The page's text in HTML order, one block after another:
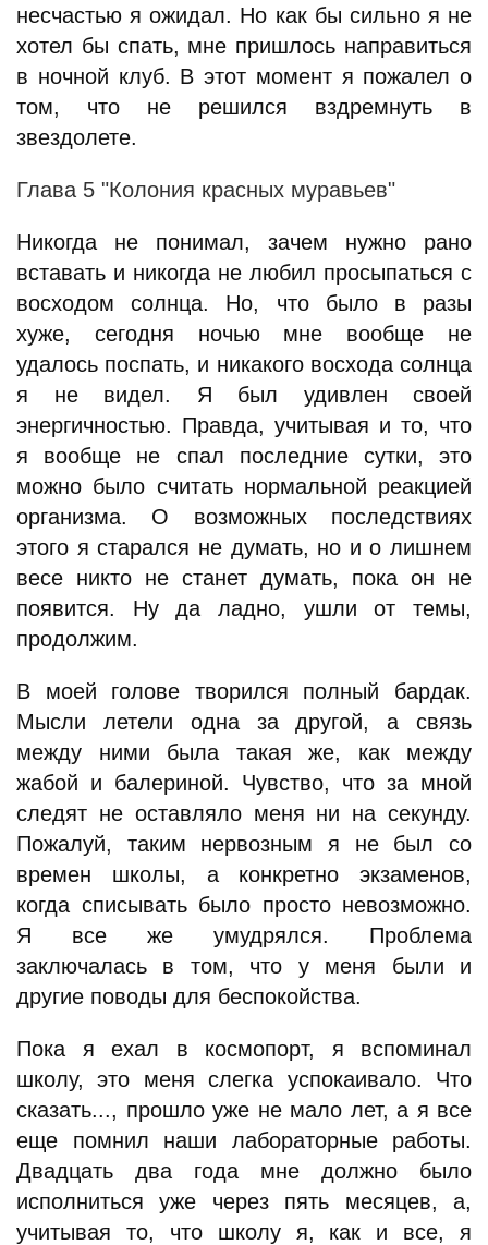
несчастью я ожидал. Но как бы сильно я не
хотел бы спать, мне пришлось направиться
в ночной клуб. В этот момент я пожалел о
том, что не решился вздремнуть в
звездолете.
Глава 5 "Колония красных муравьев"
Никогда не понимал, зачем нужно рано
вставать и никогда не любил просыпаться с
восходом солнца. Но, что было в разы
хуже, сегодня ночью мне вообще не
удалось поспать, и никакого восхода солнца
я не видел. Я был удивлен своей
энергичностью. Правда, учитывая и то, что
я вообще не спал последние сутки, это
можно было считать нормальной реакцией
организма. О возможных последствиях
этого я старался не думать, но и о лишнем
весе никто не станет думать, пока он не
появится. Ну да ладно, ушли от темы,
продолжим.
В моей голове творился полный бардак.
Мысли летели одна за другой, а связь
между ними была такая же, как между
жабой и балериной. Чувство, что за мной
следят не оставляло меня ни на секунду.
Пожалуй, таким нервозным я не был со
времен школы, а конкретно экзаменов,
когда списывать было просто невозможно.
Я все же умудрялся. Проблема
заключалась в том, что у меня были и
другие поводы для беспокойства.
Пока я ехал в космопорт, я вспоминал
школу, это меня слегка успокаивало. Что
сказать..., прошло уже не мало лет, а я все
еще помнил наши лабораторные работы.
Двадцать два года мне должно было
исполниться уже через пять месяцев, а,
учитывая то, что школу я, как и все, я